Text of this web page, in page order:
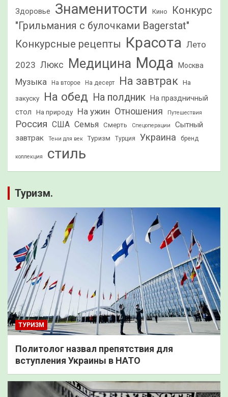
Здоровье Знаменитости Кино
Конкурс
"Грильмания с булочками Bagerstat"
Конкурсные рецепты Красота Лето
2023 Люкс Медицина Мода Москва
Музыка На второе На десерт На завтрак На
закуску На обед На полдник На праздничный
стол
На природу На ужин Отношения Путешествия
Россия США Семья Смерть Спецоперации
Сытный
завтрак
Тени для век Туризм Турция Украина бренд
коллекция стиль
Туризм.
ТУРИЗМ
Политолог назвал препятствия для
вступления Украины в НАТО